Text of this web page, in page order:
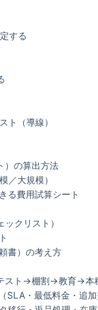
する
ト（導線）
）の算出方法
／大規模）
る費用試算シート
クリスト）
書）の考え方
スト→棚割→教育→本
SLA・最低料金・追加